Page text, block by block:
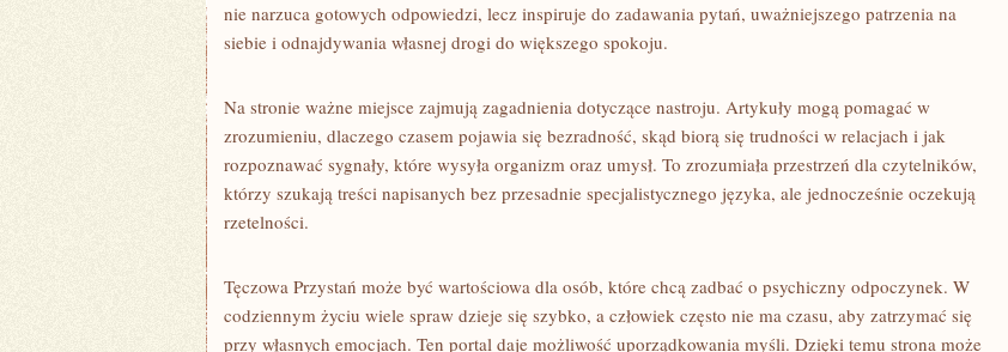
nie narzuca gotowych odpowiedzi, lecz inspiruje do zadawania pytań, uważniejszego patrzenia na
siebie i odnajdywania własnej drogi do większego spokoju.
Na stronie ważne miejsce zajmują zagadnienia dotyczące nastroju. Artykuły mogą pomagać w
zrozumieniu, dlaczego czasem pojawia się bezradność, skąd biorą się trudności w relacjach i jak
rozpoznawać sygnały, które wysyła organizm oraz umysł. To zrozumiała przestrzeń dla czytelników,
którzy szukają treści napisanych bez przesadnie specjalistycznego języka, ale jednocześnie oczekują
rzetelności.
Tęczowa Przystań może być wartościowa dla osób, które chcą zadbać o psychiczny odpoczynek. W
codziennym życiu wiele spraw dzieje się szybko, a człowiek często nie ma czasu, aby zatrzymać się
przy własnych emocjach. Ten portal daje możliwość uporządkowania myśli. Dzięki temu strona może